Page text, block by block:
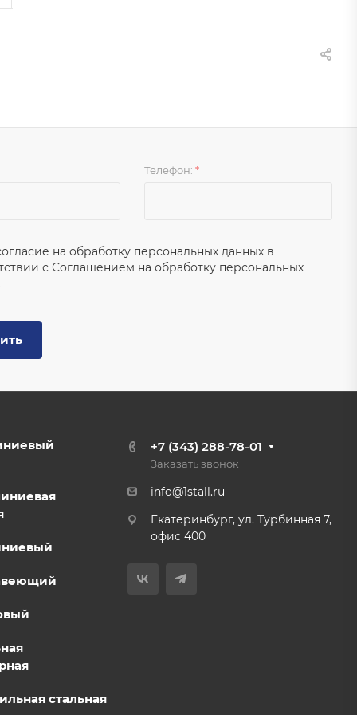
Телефон: *
на обработку персональных данных в
с Соглашением на обработку персональных
стальная
+7 (343) 288-78-01
Заказать звонок
info@1stall.ru
Екатеринбург, ул. Турбинная 7,
офис 400